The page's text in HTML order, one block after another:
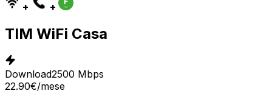
+ +
TIM WiFi Casa
Download2500 Mbps
22.90€/mese